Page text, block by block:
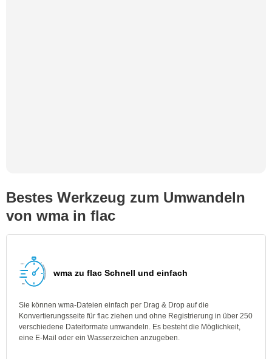
Bestes Werkzeug zum Umwandeln
von wma in flac
wma zu flac Schnell und einfach
Sie können wma-Dateien einfach per Drag & Drop auf die
Konvertierungsseite für flac ziehen und ohne Registrierung in über 250
verschiedene Dateiformate umwandeln. Es besteht die Möglichkeit,
eine E-Mail oder ein Wasserzeichen anzugeben.